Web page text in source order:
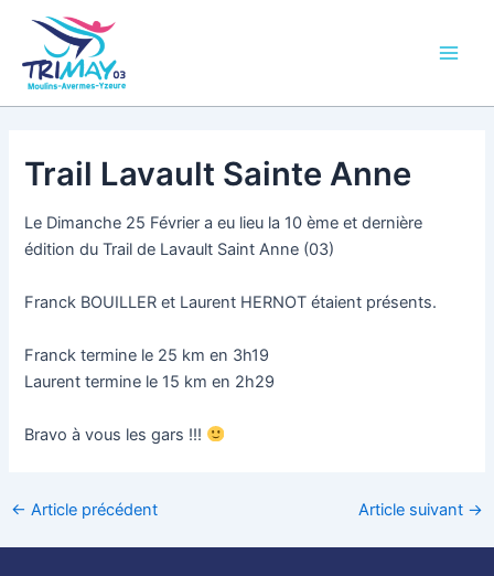
contenu
Trail Lavault Sainte Anne
Le Dimanche 25 Février a eu lieu la 10 ème et dernière
édition du Trail de Lavault Saint Anne (03)
Franck BOUILLER et Laurent HERNOT étaient présents.
Franck termine le 25 km en 3h19
Laurent termine le 15 km en 2h29
Bravo à vous les gars !!!
← Article précédent Article suivant →